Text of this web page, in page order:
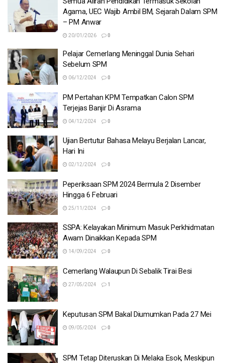
Agama, UEC Wajib Ambil BM, Sejarah Dalam SPM
– PM Anwar
20/01/2026 0
Pelajar Cemerlang Meninggal Dunia Sehari
Sebelum SPM
06/12/2024 0
PM Pertahan KPM Tempatkan Calon SPM
Terjejas Banjir Di Asrama
04/12/2024 0
Ujian Bertutur Bahasa Melayu Berjalan Lancar,
Hari Ini
02/12/2024 0
Peperiksaan SPM 2024 Bermula 2 Disember
Hingga 6 Februari
25/11/2024 0
SSPA: Kelayakan Minimum Masuk Perkhidmatan
Awam Dinaikkan Kepada SPM
14/09/2024 0
Cemerlang Walaupun Di Sebalik Tirai Besi
27/05/2024 1
Keputusan SPM Bakal Diumumkan Pada 27 Mei
09/05/2024 0
SPM Tetap Diteruskan Di Melaka Esok, Meskipun